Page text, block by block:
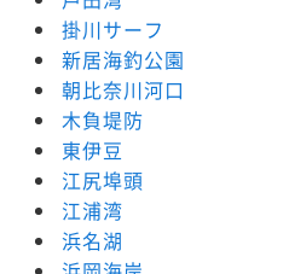
掛川サーフ
新居海釣公園
朝比奈川河口
木負堤防
東伊豆
江尻埠頭
江浦湾
浜名湖